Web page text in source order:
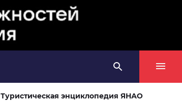
Туристическая энциклопедия ЯНАО